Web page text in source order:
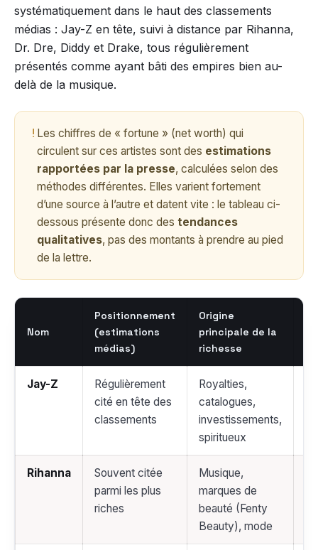
systématiquement dans le haut des classements
médias : Jay-Z en tête, suivi à distance par Rihanna,
Dr. Dre, Diddy et Drake, tous régulièrement
présentés comme ayant bâti des empires bien au-
delà de la musique.
! Les chiffres de « fortune » (net worth) qui
circulent sur ces artistes sont des estimations
rapportées par la presse, calculées selon des
méthodes différentes. Elles varient fortement
d’une source à l’autre et datent vite : le tableau ci-
dessous présente donc des tendances
qualitatives, pas des montants à prendre au pied
de la lettre.
Nom
Positionnement
(estimations
médias)
Origine
principale de la
richesse
Jay-Z
Régulièrement
cité en tête des
classements
Royalties,
catalogues,
investissements,
spiritueux
Rihanna
Souvent citée
parmi les plus
riches
Musique,
marques de
beauté (Fenty
Beauty), mode